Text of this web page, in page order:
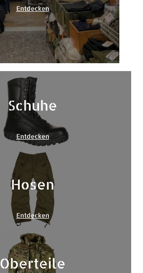
Entdecken
Schuhe
Entdecken
Hosen
Entdecken
Oberteile